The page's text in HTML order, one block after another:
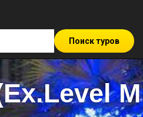
Поиск туров
M